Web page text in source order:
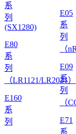
系
列
(SX1280)
E80
系
列
（LR1121/LR2021）
E160
系
列
E05
系
列
（
E09
系
列
（
E71
系